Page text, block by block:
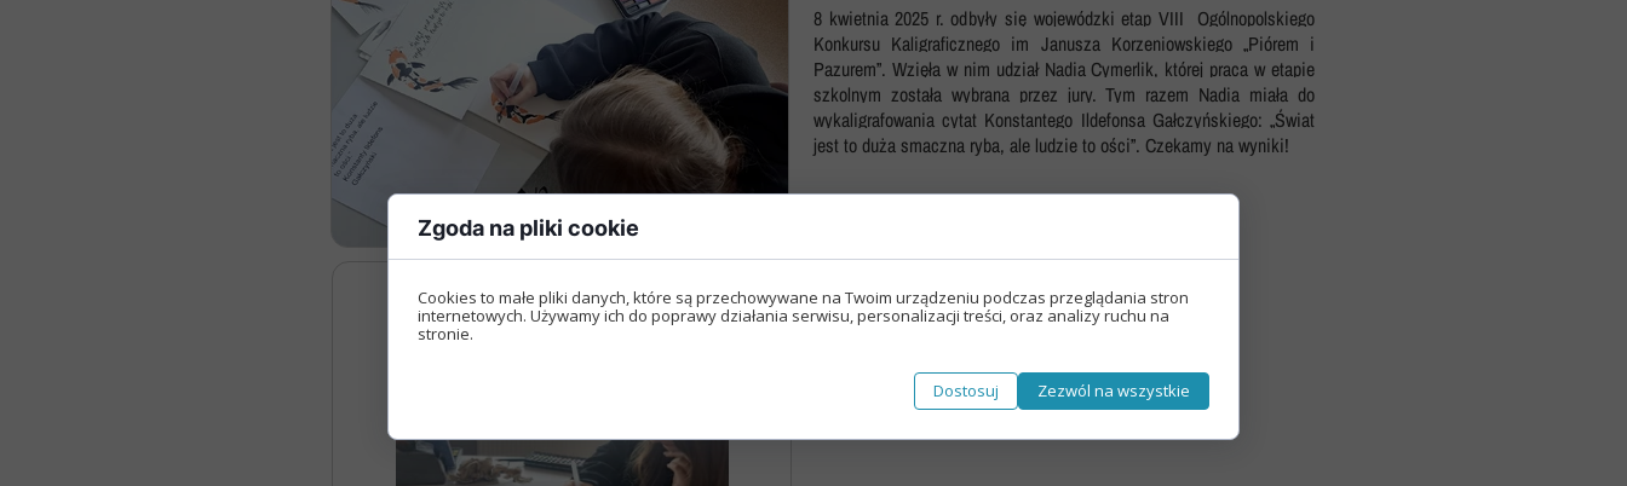
8 kwietnia 2025 r. odbyły się wojewódzki etap VIII Ogólnopolskiego
Konkursu Kaligraficznego im Janusza Korzeniowskiego „Piórem i
Pazurem”. Wzięła w nim udział Nadia Cymerlik, której praca w etapie
szkolnym została wybrana przez jury. Tym razem Nadia miała do
wykaligrafowania cytat Konstantego Ildefonsa Gałczyńskiego: „Świat
jest to duża smaczna ryba, ale ludzie to ości”. Czekamy na wyniki!
Biblioteka
Stołówka
Świetlica
Kronika
Szkoła Odpowiedzialna Cyfrowo
Zaczytana Jedynka
#SuperKoderzy
# klikaj pozytywnie
Nasza szkoła jest OK
Erasmus+ Przez dwujęzyczność do przyszłości
Harmonogram imprez i uroczystości
Nasza szkoła jest SUPER!
Klasy dwujęzyczne
Doradztwo zawodowe
Nabór
Deklaracja dostępności
Standardy Ochrony Małoletnich
Zgoda na pliki cookie
Cookies to małe pliki danych, które są przechowywane na Twoim urządzeniu podczas przeglądania stron
internetowych. Używamy ich do poprawy działania serwisu, personalizacji treści, oraz analizy ruchu na
stronie.
Dostosuj Zezwól na wszystkie